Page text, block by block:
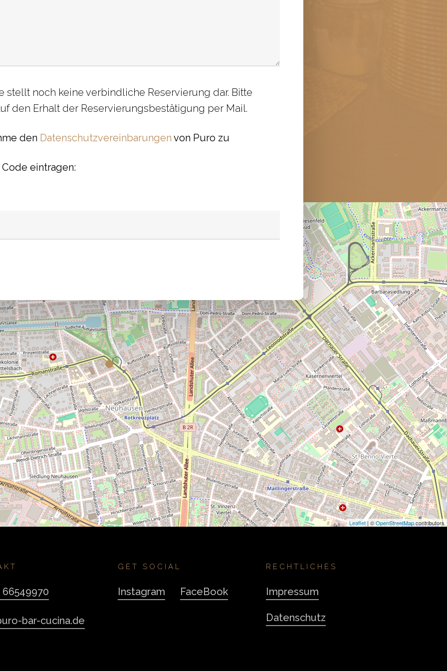
stellt noch keine verbindliche Reservierung dar. Bitte
den Erhalt der Reservierungsbestätigung per Mail.
den Datenschutzvereinbarungen von Puro zu
eintragen:
Leaflet| ©OpenStreetMapcontributors
66549970
bar-cucina.de
GET SOCIAL
Instagram FaceBook
RECHTLICHES
Impressum
Datenschutz